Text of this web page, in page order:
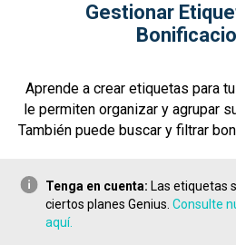
Gestionar
Aprende a crear etiquetas para
le permiten organizar y agrupar
También puede buscar y filtrar
Tenga en cuenta: Las etiquetas
ciertos planes Genius. Consulte
aquí.